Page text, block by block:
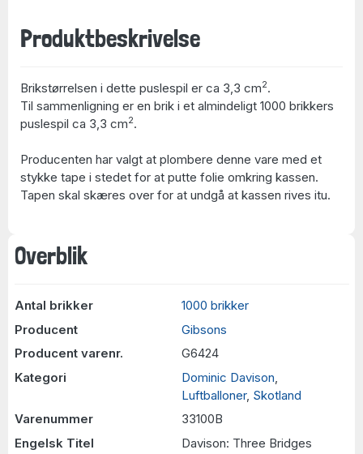
Overblik
Antal brikker
1000 brikker
Producent
Gibsons
Producent varenr.
G6424
Kategori
Dominic Davison
Luftballoner, Skotland
Varenummer
33100B
Engelsk Titel
Davison: Three Bridges
Produktbeskrivelse
Brikstørrelsen i dette puslespil er ca 3,3 cm2.
Til sammenligning er en brik i et almindeligt 1000 brikkers
puslespil ca 3,3 cm2.
Producenten har valgt at plombere denne vare med et
stykke tape i stedet for at putte folie omkring kassen.
Tapen skal skæres over for at undgå at kassen rives itu.